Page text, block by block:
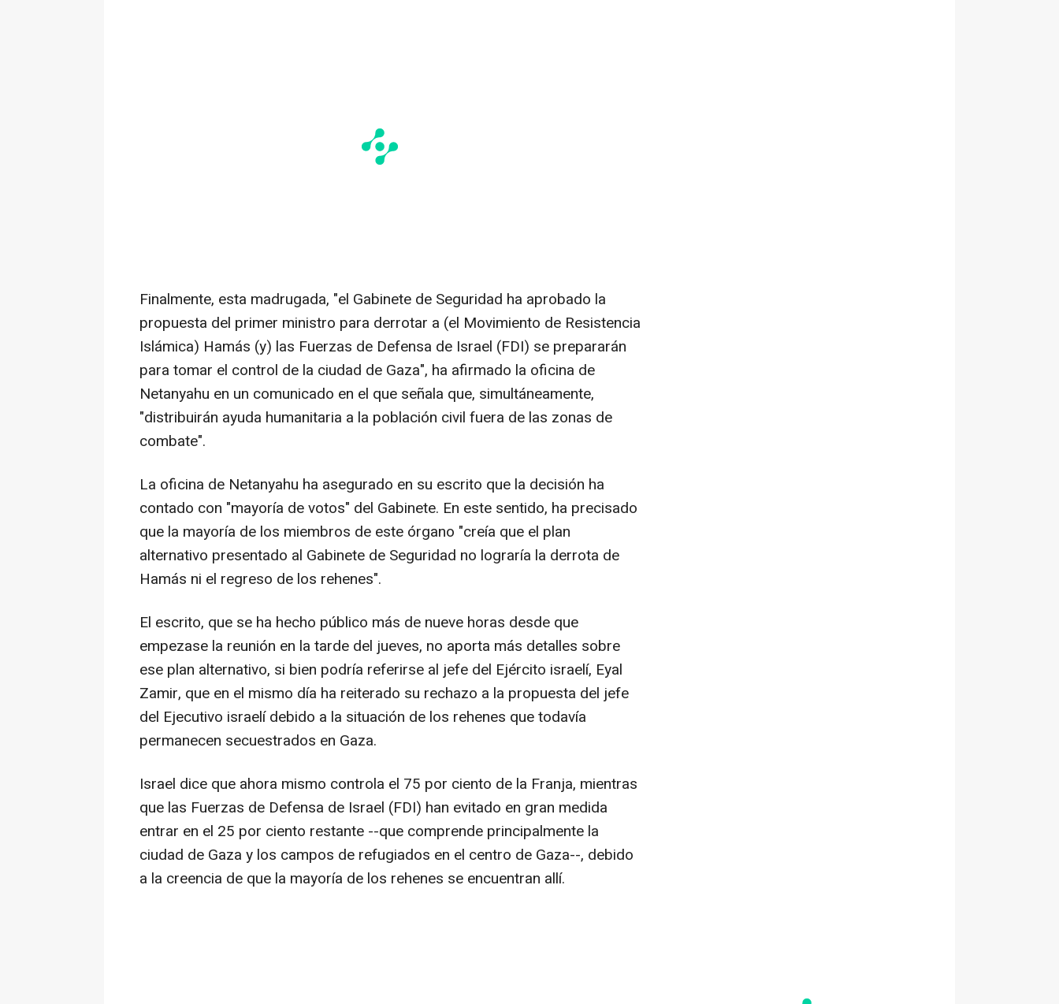
Finalmente, esta madrugada, "el Gabinete de Seguridad ha aprobado la
propuesta del primer ministro para derrotar a (el Movimiento de Resistencia
Islámica) Hamás (y) las Fuerzas de Defensa de Israel (FDI) se prepararán
para tomar el control de la ciudad de Gaza", ha afirmado la oficina de
Netanyahu en un comunicado en el que señala que, simultáneamente,
"distribuirán ayuda humanitaria a la población civil fuera de las zonas de
combate".
La oficina de Netanyahu ha asegurado en su escrito que la decisión ha
contado con "mayoría de votos" del Gabinete. En este sentido, ha precisado
que la mayoría de los miembros de este órgano "creía que el plan
alternativo presentado al Gabinete de Seguridad no lograría la derrota de
Hamás ni el regreso de los rehenes".
El escrito, que se ha hecho público más de nueve horas desde que
empezase la reunión en la tarde del jueves, no aporta más detalles sobre
ese plan alternativo, si bien podría referirse al jefe del Ejército israelí, Eyal
Zamir, que en el mismo día ha reiterado su rechazo a la propuesta del jefe
del Ejecutivo israelí debido a la situación de los rehenes que todavía
permanecen secuestrados en Gaza.
Israel dice que ahora mismo controla el 75 por ciento de la Franja, mientras
que las Fuerzas de Defensa de Israel (FDI) han evitado en gran medida
entrar en el 25 por ciento restante --que comprende principalmente la
ciudad de Gaza y los campos de refugiados en el centro de Gaza--, debido
a la creencia de que la mayoría de los rehenes se encuentran allí.